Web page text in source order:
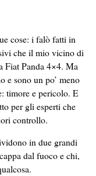
cose: i falò fatti in
che il mio vicino di
Fiat Panda 4×4. Ma
e sono un po’ meno
timore e pericolo. E
per gli esperti che
controllo.
in due grandi
dal fuoco e chi,